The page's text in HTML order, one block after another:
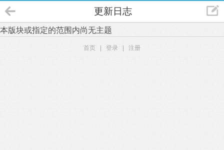
更新日志
本版块或指定的范围内尚无主题
首页 登录 注册